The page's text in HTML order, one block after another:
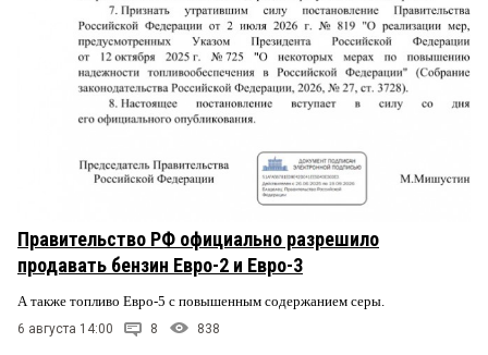
Правительство РФ официально разрешило
продавать бензин Евро-2 и Евро-3
А также топливо Евро-5 с повышенным содержанием серы.
6 августа 14:00 8 838